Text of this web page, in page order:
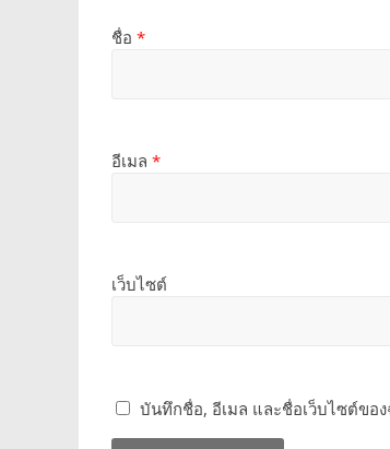
ชื่อ *
อีเมล *
เว็บไซต์
บันทึกชื่อ, อีเมล และชื่อเว็บไซต์ขอ